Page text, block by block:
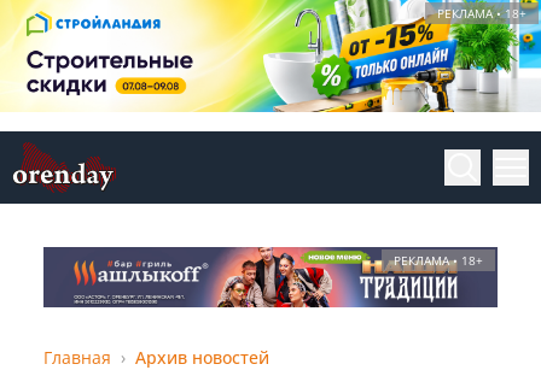
РЕКЛАМА • 18+
РЕКЛАМА • 18+
Главная Архив новостей